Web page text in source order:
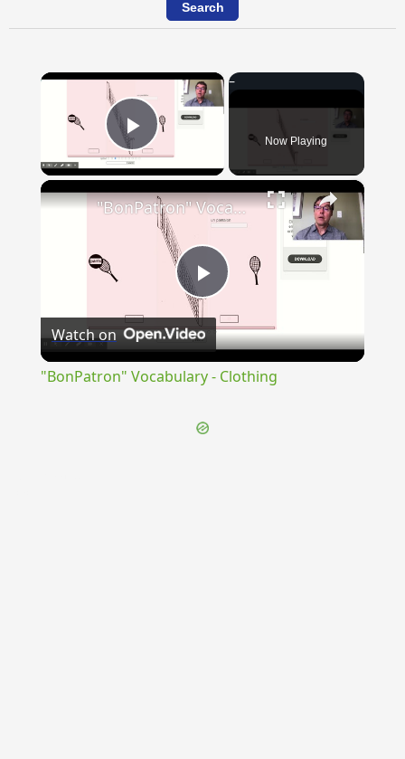
×
Play Video Now Playing
×
Play
Video
"BonPatron" Vocabulary - Clothing
Watch on
"BonPatron" Vocabulary - Clothing